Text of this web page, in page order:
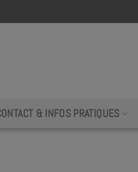
& INFOS PRATIQUES